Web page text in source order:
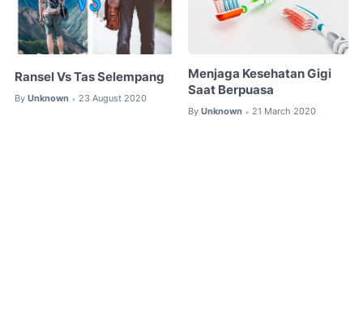
Ransel Vs Tas Selempang
By Unknown • 23 August 2020
Menjaga Kesehatan Gigi
Saat Berpuasa
By Unknown • 21 March 2020